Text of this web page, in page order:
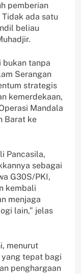
pemberian
ada satu
beliau
bukan tanpa
Serangan
strategis
kemerdekaan,
Mandala
Barat ke
Pancasila,
sebagai
G30S/PKI,
kembali
menjaga
lain,” jelas
menurut
tepat bagi
penghargaan